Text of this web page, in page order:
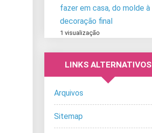
fazer em casa, do molde à
decoração final
1 visualização
LINKS ALTERNATIVOS
Arquivos
Sitemap